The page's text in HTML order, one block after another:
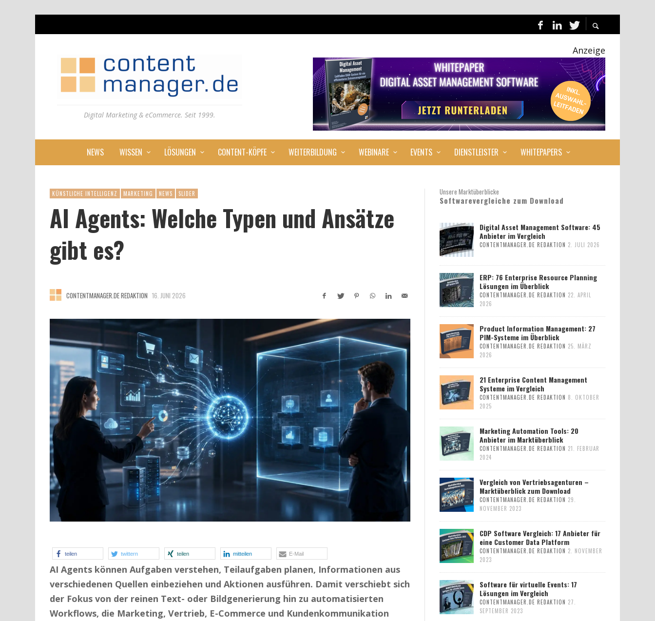
Digital Marketing & eCommerce. Seit 1999.
Anzeige
NEWS WISSEN LÖSUNGEN CONTENT-KÖPFE WEITERBILDUNG WEBINARE EVENTS DIENSTLEISTER WHITEPAPERS
KÜNSTLICHE INTELLIGENZ MARKETING NEWS SLIDER
AI Agents: Welche Typen und Ansätze
gibt es?
CONTENTMANAGER.DE REDAKTION 16. JUNI 2026
teilen twittern teilen mitteilen E-Mail
AI Agents können Aufgaben verstehen, Teilaufgaben planen, Informationen aus
verschiedenen Quellen einbeziehen und Aktionen ausführen. Damit verschiebt sich
der Fokus von der reinen Text- oder Bildgenerierung hin zu automatisierten
Workflows, die Marketing, Vertrieb, E-Commerce und Kundenkommunikation
Unsere Marktüberblicke
Softwarevergleiche zum Download
Digital Asset Management Software: 45
Anbieter im Vergleich
CONTENTMANAGER.DE REDAKTION 2. JULI 2026
ERP: 76 Enterprise Resource Planning
Lösungen im Überblick
CONTENTMANAGER.DE REDAKTION 22. APRIL
2026
Product Information Management: 27
PIM-Systeme im Überblick
CONTENTMANAGER.DE REDAKTION 25. MÄRZ
2026
21 Enterprise Content Management
Systeme im Vergleich
CONTENTMANAGER.DE REDAKTION 8. OKTOBER
2025
Marketing Automation Tools: 20
Anbieter im Marktüberblick
CONTENTMANAGER.DE REDAKTION 21. FEBRUAR
2024
Vergleich von Vertriebsagenturen –
Marktüberblick zum Download
CONTENTMANAGER.DE REDAKTION 29.
NOVEMBER 2023
CDP Software Vergleich: 17 Anbieter für
eine Customer Data Platform
CONTENTMANAGER.DE REDAKTION 2. NOVEMBER
2023
Software für virtuelle Events: 17
Lösungen im Vergleich
CONTENTMANAGER.DE REDAKTION 27.
SEPTEMBER 2023